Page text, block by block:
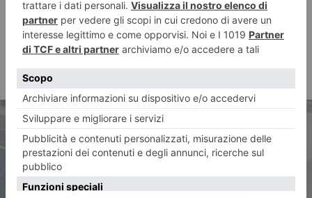
ARTICOLO PRECEDENTE